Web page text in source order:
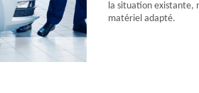
la situation existante,
matériel adapté.